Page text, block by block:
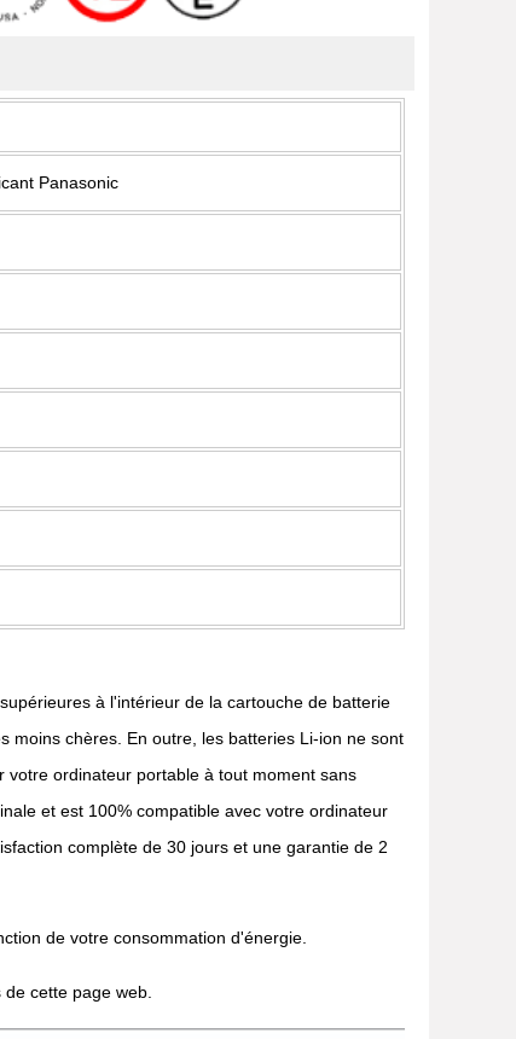
Panasonic
à l'intérieur de la cartouche de batterie
moins chères. En outre, les batteries Li-ion ne sont
votre ordinateur portable à tout moment sans
et est 100% compatible avec votre ordinateur
complète de 30 jours et une garantie de 2
de votre consommation d'énergie.
cette page web.